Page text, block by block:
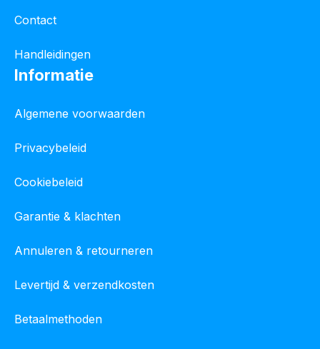
Contact
Handleidingen
Informatie
Algemene voorwaarden
Privacybeleid
Cookiebeleid
Garantie & klachten
Annuleren & retourneren
Levertijd & verzendkosten
Betaalmethoden